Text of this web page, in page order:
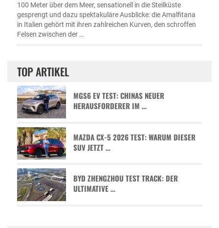
100 Meter über dem Meer, sensationell in die Steilküste
gesprengt und dazu spektakuläre Ausblicke: die Amalfitana
in Italien gehört mit ihren zahlreichen Kurven, den schroffen
Felsen zwischen der …
TOP ARTIKEL
MGS6 EV TEST: CHINAS NEUER
HERAUSFORDERER IM …
MAZDA CX-5 2026 TEST: WARUM DIESER
SUV JETZT …
BYD ZHENGZHOU TEST TRACK: DER
ULTIMATIVE …